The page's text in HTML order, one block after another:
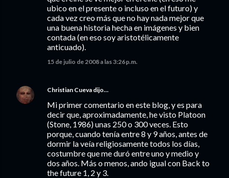
ubico en el presente o incluso en el futuro) y
cada vez creo más que no hay nada mejor que
una buena historia hecha en imágenes y bien
contada (en eso soy aristotélicamente
anticuado).
15 de julio de 2008 a las 3:26 p.m.
Christian Cueva dijo…
Mi primer comentario en este blog, y es para
decir que, aproximadamente, he visto Platoon
(Stone, 1986) unas 250 o 300 veces. Esto
porque, cuando tenía entre 8 y 9 años, antes de
dormir la veía religiosamente todos los días,
costumbre que me duró entre uno y medio y
dos años. Más o menos, ando igual con Back to
the future 1, 2 y 3.